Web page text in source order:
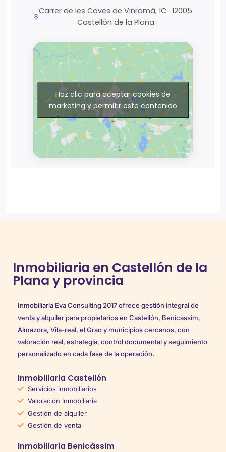
Carrer de les Coves de Vinromà, 1C · 12005
Castellón de la Plana
Haz clic para aceptar cookies de
marketing y permitir este contenido
Inmobiliaria en Castellón de la
Plana y provincia
Inmobiliaria Eva Consulting 2017 ofrece gestión integral de
venta y alquiler para propietarios en Castellón, Benicàssim,
Almazora, Vila-real, el Grao y municipios cercanos, con
valoración real, estrategia, control documental y seguimiento
personalizado en cada fase de la operación.
Inmobiliaria Castellón
Servicios inmobiliarios
Valoración inmobiliaria
Gestión de alquiler
Gestión de venta
Inmobiliaria Benicàssim